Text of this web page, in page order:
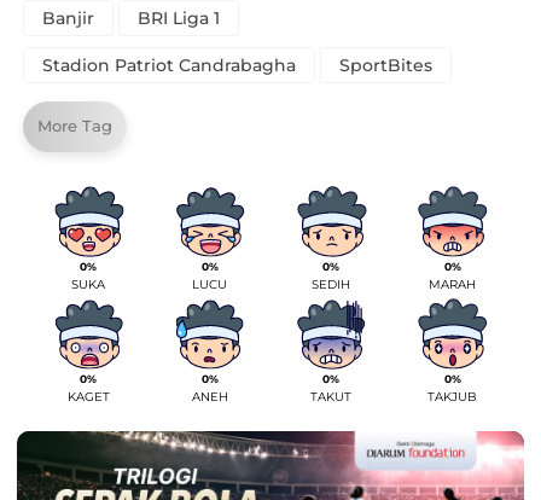
Banjir BRI Liga 1
Stadion Patriot Candrabagha SportBites
More Tag
0%
SUKA
0%
LUCU
0%
SEDIH
0%
MARAH
0%
KAGET
0%
ANEH
0%
TAKUT
0%
TAKJUB